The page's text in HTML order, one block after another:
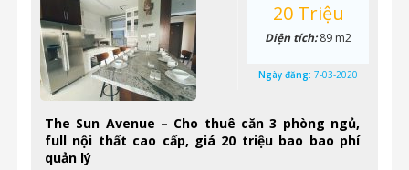
The Sun Avenue – Cho thuê căn 3 phòng ngủ,
full nội thất cao cấp, giá 20 triệu bao bao phí
quản lý
20 Triệu
Diện tích:89 m2
Ngày đăng: 7-03-2020